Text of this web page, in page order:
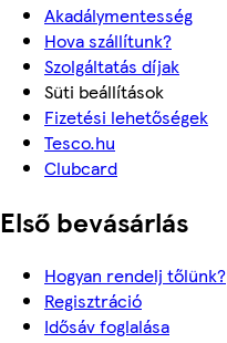
Akadálymentesség
Hova szállítunk?
Szolgáltatás díjak
Süti beállítások
Fizetési lehetőségek
Tesco.hu
Clubcard
Első bevásárlás
Hogyan rendelj tőlünk?
Regisztráció
Idősáv foglalása